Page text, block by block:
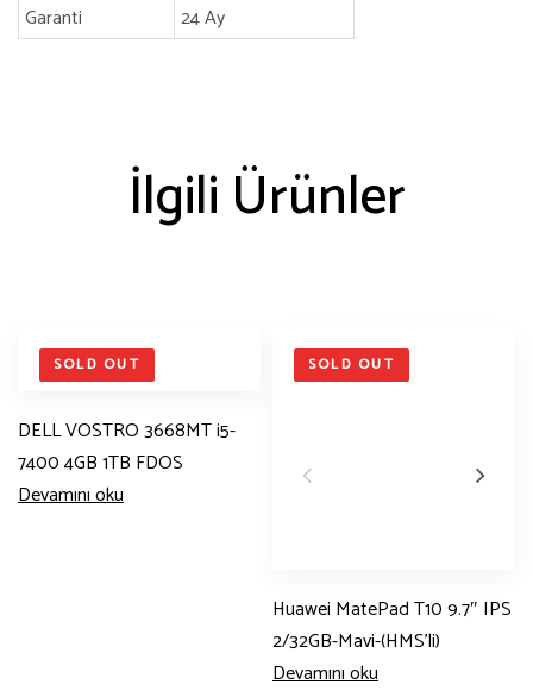
Garanti
24 Ay
İlgili Ürünler
SOLD OUT
DELL VOSTRO 3668MT i5-
7400 4GB 1TB FDOS
Devamını oku
SOLD OUT
Huawei MatePad T10 9.7″ IPS
2/32GB-Mavi-(HMS’li)
Devamını oku